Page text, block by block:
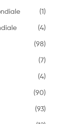
(1)
(4)
(98)
(7)
(4)
(90)
(93)